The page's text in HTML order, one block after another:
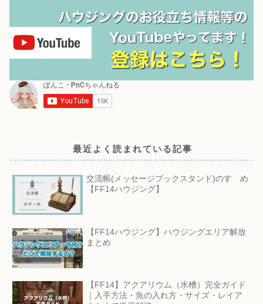
最近よく読まれている記事
交流帳(メッセージブックスタンド)のすゝめ
【FF14ハウジング】
【FF14ハウジング】ハウジングエリア解放
まとめ
【FF14】アクアリウム（水槽）完全ガイド
｜入手方法・魚の入れ方・サイズ・レイア